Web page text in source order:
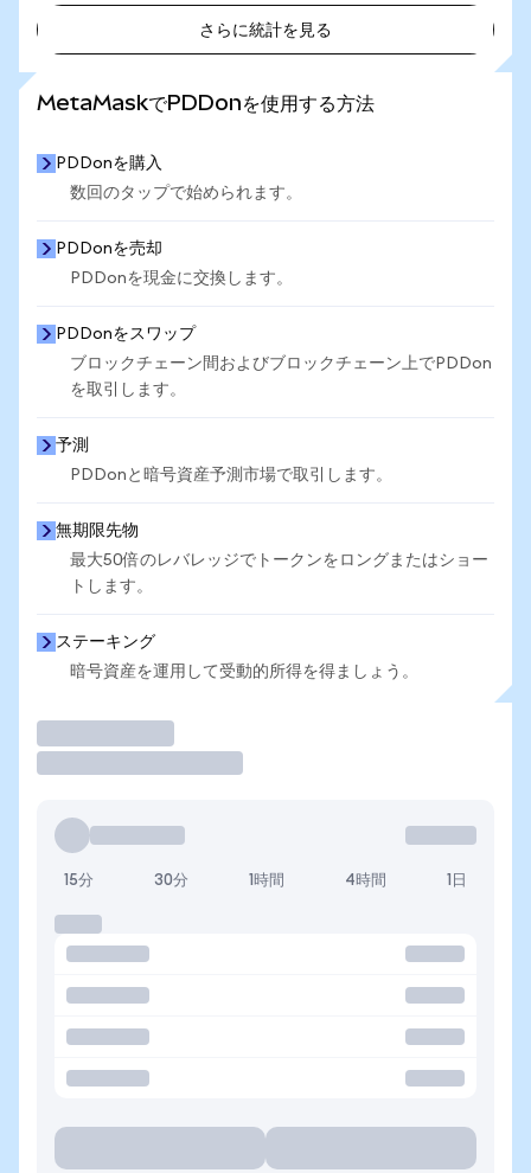
さらに統計を見る
MetaMaskでPDDonを使用する方法
PDDonを購入
数回のタップで始められます。
PDDonを売却
PDDonを現金に交換します。
PDDonをスワップ
ブロックチェーン間およびブロックチェーン上でPDDon
を取引します。
予測
PDDonと暗号資産予測市場で取引します。
無期限先物
最大50倍のレバレッジでトークンをロングまたはショー
トします。
ステーキング
暗号資産を運用して受動的所得を得ましょう。
15分 30分 1時間 4時間 1日